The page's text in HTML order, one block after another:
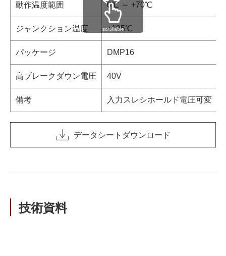
動作温度範囲 0℃ ～ +70℃
ジャンクション温度 +125℃
パッケージ DMP16
高ブレークダウン電圧 40V
備考 入力スレシホールド電圧可変
scrollable
データシートダウンロード
技術資料